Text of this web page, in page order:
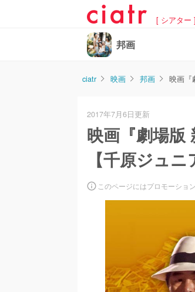
[ シアター ]
邦画
ciatr 映画 邦画 映画『
2017年7月6日更新
映画『劇場版
【千原ジュニ
このページにはプロモーショ